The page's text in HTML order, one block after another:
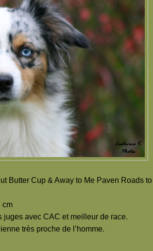
Butter Cup & Away to Me Paven Roads to
cm
juges avec CAC et meilleur de race.
très proche de l’homme.